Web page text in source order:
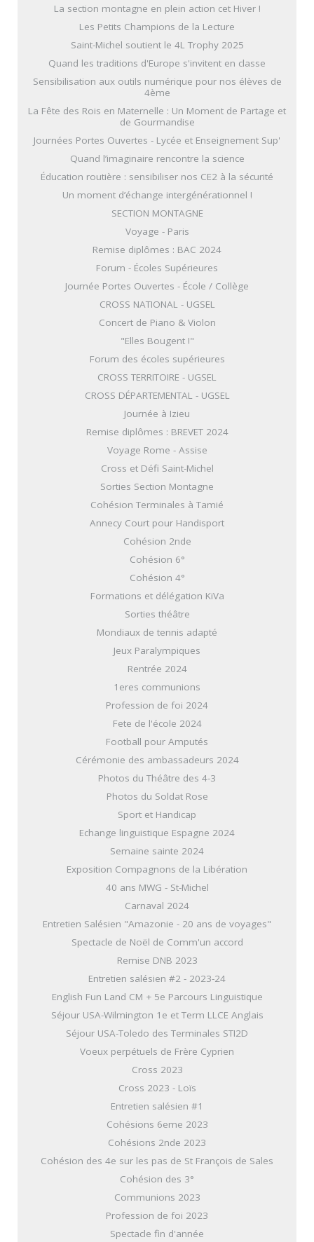
La section montagne en plein action cet Hiver !
Les Petits Champions de la Lecture
Saint-Michel soutient le 4L Trophy 2025
Quand les traditions d'Europe s'invitent en classe
Sensibilisation aux outils numérique pour nos élèves de
4ème
La Fête des Rois en Maternelle : Un Moment de Partage et
de Gourmandise
Journées Portes Ouvertes - Lycée et Enseignement Sup'
Quand l’imaginaire rencontre la science
Éducation routière : sensibiliser nos CE2 à la sécurité
Un moment d’échange intergénérationnel !
SECTION MONTAGNE
Voyage - Paris
Remise diplômes : BAC 2024
Forum - Écoles Supérieures
Journée Portes Ouvertes - École / Collège
CROSS NATIONAL - UGSEL
Concert de Piano & Violon
"Elles Bougent !"
Forum des écoles supérieures
CROSS TERRITOIRE - UGSEL
CROSS DÉPARTEMENTAL - UGSEL
Journée à Izieu
Remise diplômes : BREVET 2024
Voyage Rome - Assise
Cross et Défi Saint-Michel
Sorties Section Montagne
Cohésion Terminales à Tamié
Annecy Court pour Handisport
Cohésion 2nde
Cohésion 6°
Cohésion 4°
Formations et délégation KiVa
Sorties théâtre
Mondiaux de tennis adapté
Jeux Paralympiques
Rentrée 2024
1eres communions
Profession de foi 2024
Fete de l'école 2024
Football pour Amputés
Cérémonie des ambassadeurs 2024
Photos du Théâtre des 4-3
Photos du Soldat Rose
Sport et Handicap
Echange linguistique Espagne 2024
Semaine sainte 2024
Exposition Compagnons de la Libération
40 ans MWG - St-Michel
Carnaval 2024
Entretien Salésien "Amazonie - 20 ans de voyages"
Spectacle de Noël de Comm'un accord
Remise DNB 2023
Entretien salésien #2 - 2023-24
English Fun Land CM + 5e Parcours Linguistique
Séjour USA-Wilmington 1e et Term LLCE Anglais
Séjour USA-Toledo des Terminales STI2D
Voeux perpétuels de Frère Cyprien
Cross 2023
Cross 2023 - Loïs
Entretien salésien #1
Cohésions 6eme 2023
Cohésions 2nde 2023
Cohésion des 4e sur les pas de St François de Sales
Cohésion des 3°
Communions 2023
Profession de foi 2023
Spectacle fin d'année